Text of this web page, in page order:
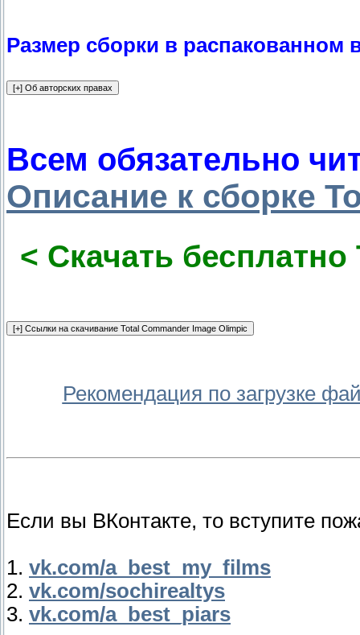
Размер сборки в распакованном
Всем обязательно
Описание к сборке
< Скачать
Рекомендация по загрузке
Если вы ВКонтакте, то вступите
1. vk.com/a_best_my_films
2. vk.com/sochirealtys
3. vk.com/a_best_piars